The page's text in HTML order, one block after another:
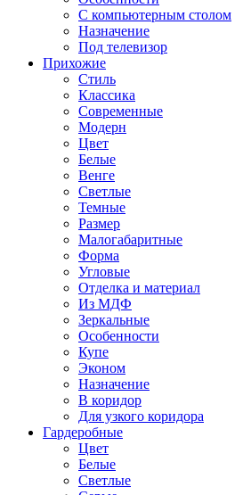
С компьютерным столом
Назначение
Под телевизор
Прихожие
Стиль
Классика
Современные
Модерн
Цвет
Белые
Венге
Светлые
Темные
Размер
Малогабаритные
Форма
Угловые
Отделка и материал
Из МДФ
Зеркальные
Особенности
Купе
Эконом
Назначение
В коридор
Для узкого коридора
Гардеробные
Цвет
Белые
Светлые